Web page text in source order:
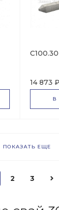
14 873 ₽
В
ПОКАЗАТЬ ЕЩЕ
2 3